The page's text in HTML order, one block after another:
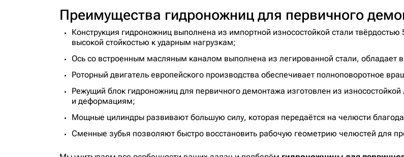
Преимущества гидроножниц для первичного
Конструкция гидроножниц выполнена из импортной износостойкой стали
высокой стойкостью к ударным нагрузкам;
Ось со встроенным масляным каналом выполнена из легированной стали, обладает
Роторный двигатель европейского производства обеспечивает полноповоротное
Режущий блок гидроножниц для первичного демонтажа изготовлен из
и деформациям;
Мощные цилиндры развивают большую силу, которая передаётся на челюсти
Сменные зубья позволяют быстро восстановить рабочую геометрию челюстей для